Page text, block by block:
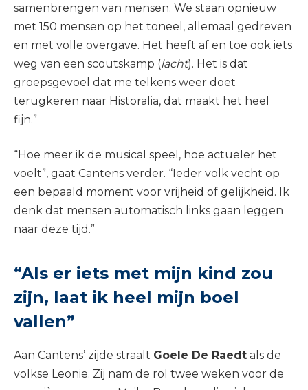
samenbrengen van mensen. We staan opnieuw
met 150 mensen op het toneel, allemaal gedreven
en met volle overgave. Het heeft af en toe ook iets
weg van een scoutskamp (lacht). Het is dat
groepsgevoel dat me telkens weer doet
terugkeren naar Historalia, dat maakt het heel
fijn.”
“Hoe meer ik de musical speel, hoe actueler het
voelt”, gaat Cantens verder. “Ieder volk vecht op
een bepaald moment voor vrijheid of gelijkheid. Ik
denk dat mensen automatisch links gaan leggen
naar deze tijd.”
“Als er iets met mijn kind zou
zijn, laat ik heel mijn boel
vallen”
Aan Cantens’ zijde straalt Goele De Raedt als de
volkse Leonie. Zij nam de rol twee weken voor de